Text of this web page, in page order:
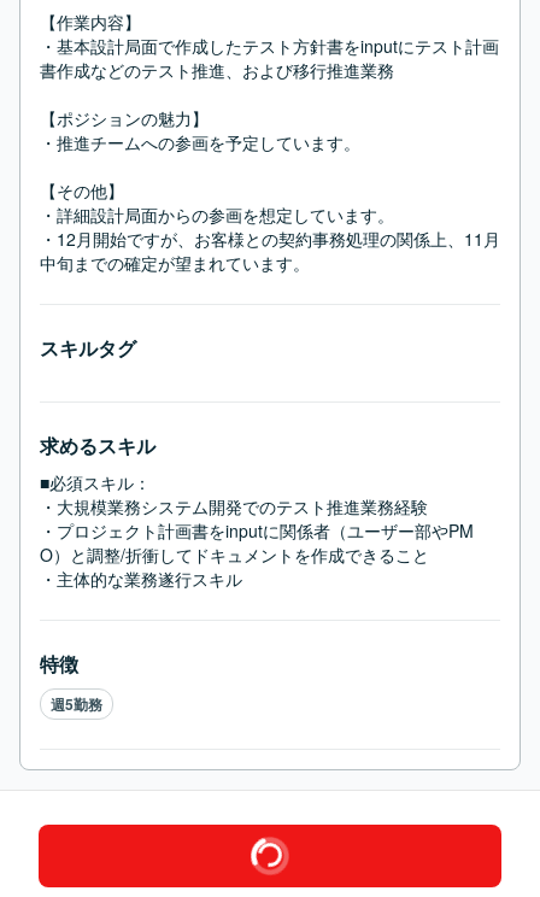
【作業内容】
・基本設計局面で作成したテスト方針書をinputにテスト計画
書作成などのテスト推進、および移行推進業務
【ポジションの魅力】
・推進チームへの参画を予定しています。
【その他】
・詳細設計局面からの参画を想定しています。
・12月開始ですが、お客様との契約事務処理の関係上、11月
中旬までの確定が望まれています。
スキルタグ
求めるスキル
■必須スキル：
・大規模業務システム開発でのテスト推進業務経験
・プロジェクト計画書をinputに関係者（ユーザー部やPM
O）と調整/折衝してドキュメントを作成できること
・主体的な業務遂行スキル
特徴
週5勤務